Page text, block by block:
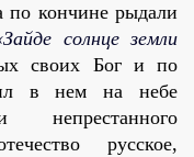
по кончине рыдали
солнце земли
своих Бог и по
в нем на небе
непрестанного
русское,